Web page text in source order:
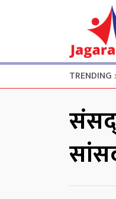
TRENDING :
संसद्